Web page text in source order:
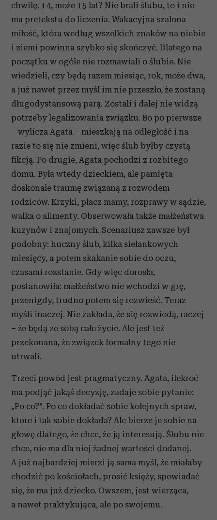
chwilę. 14, może 15 lat? Nie brali ślubu, to i nie
ma pretekstu do liczenia. Wakacyjna szalona
miłość, która według wszelkich znaków na niebie
i ziemi powinna szybko się skończyć. Dlatego na
początku w ogóle nie rozmawiali o ślubie. Nie
wiedzieli, czy będą razem miesiąc, rok, może dwa,
a już nawet przez myśl im nie przeszło, że zostaną
długodystansową parą. Zostali i dalej nie widzą
potrzeby legalizowania związku. Bo po pierwsze
– wylicza Agata – mieszkają na odległość i na
razie to się nie zmieni, więc ślub byłby czystą
fikcją. Po drugie, Agata pochodzi z rozbitego
domu. Była wtedy dzieckiem, ale pamięta
doskonale traumę związaną z rozwodem
rodziców. Krzyki, płacz mamy, rozprawy w sądzie,
walka o alimenty. Obserwowała także małżeństwa
kuzynów i znajomych. Scenariusz zawsze był
podobny: huczny ślub, kilka sielankowych
miesięcy, a potem skakanie sobie do oczu,
czasami rozstanie. Gdy więc dorosła,
postanowiła: małżeństwo nie wchodzi w grę,
przenigdy, trudno potem się rozwieść. Teraz
myśli inaczej. Nie zakłada, że się rozwiodą, raczej
– że będą ze sobą całe życie. Ale jest też
przekonana, że związek formalny tego nie
utrwali.
Trzeci powód jest pragmatyczny. Agata, ilekroć
ma podjąć jakąś decyzję, zadaje sobie pytanie:
„Po co?”. Po co dokładać sobie kolejnych spraw,
które i tak sobie dokłada? Ale bierze je sobie na
głowę dlatego, że chce, że ją interesują. Ślubu nie
chce, nie ma dla niej żadnej wartości dodanej.
A już najbardziej mierzi ją sama myśl, że miałaby
chodzić po kościołach, prosić księży, spowiadać
się, że ma już dziecko. Owszem, jest wierząca,
a nawet praktykująca, ale po swojemu.